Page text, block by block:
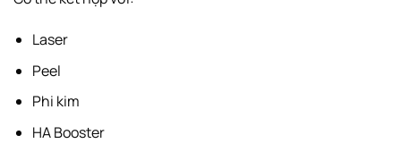
Laser
Peel
Phi kim
HA Booster